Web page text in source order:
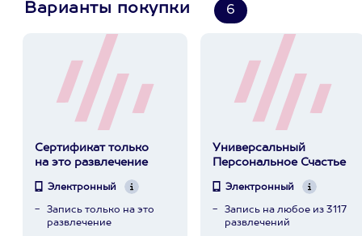
Варианты покупки 6
Сертификат только
на это развлечение
Электронный
Запись только на это
развлечение
Универсальный
Персональное Счастье
Электронный
Запись на любое из 3117
развлечений